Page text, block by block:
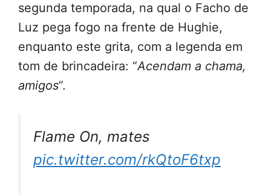
segunda temporada, na qual o Facho de
Luz pega fogo na frente de Hughie,
enquanto este grita, com a legenda em
tom de brincadeira: “Acendam a chama,
amigos”.
Flame On, mates
pic.twitter.com/rkQtoF6txp